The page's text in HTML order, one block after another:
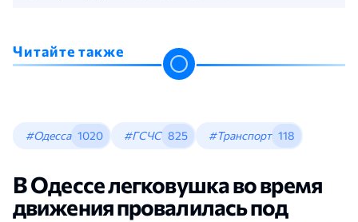
Читайте также
#Одесса 1020 #ГСЧС 825 #Транспорт 118
В Одессе легковушка во время
движения провалилась под